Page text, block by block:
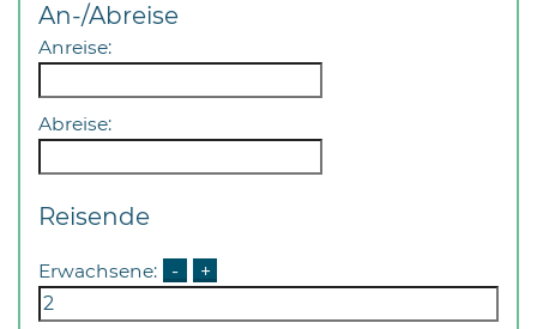
An-/Abreise
Anreise:
Abreise:
Reisende
Erwachsene: - +